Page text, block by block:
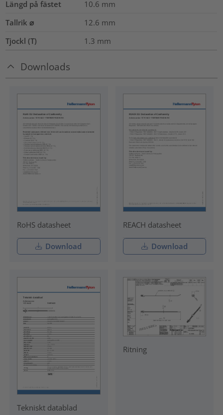
Längd på fästet 10.6 mm
Tallrik ⌀
12.6 mm
Tjockl (T)
1.3 mm
Downloads
RoHS datasheet
Download
REACH datasheet
Download
Tekniskt datablad
Ritning